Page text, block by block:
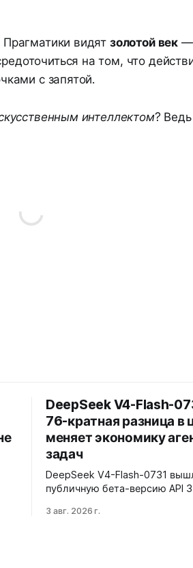
видят золотой век —
на том, что
с запятой.
интеллектом?
DeepSeek V4-Flash-
76-кратная разница в
меняет экономику
задач
DeepSeek V4-Flash-0731
публичную бета-версию API
контекстным окном 1M+
3 авг. 2026 г.